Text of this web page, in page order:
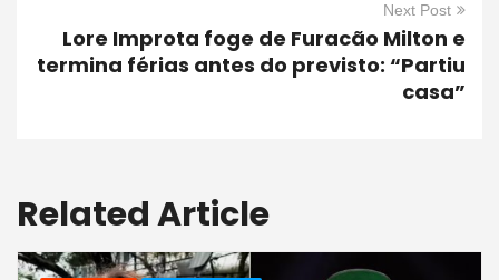
Next Post
Lore Improta foge de Furacão Milton e
termina férias antes do previsto: “Partiu
casa”
Related Article